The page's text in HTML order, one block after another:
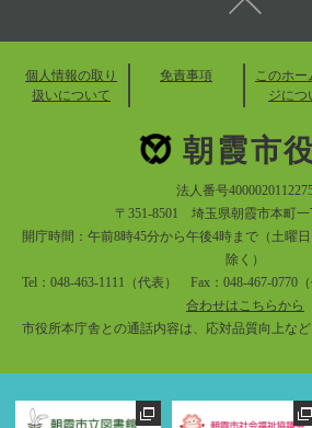
個人情報の取り
扱いについて
免責事項
このホー
ジにつ
朝霞市
法人番号
〒351-8501 埼玉県朝霞市本町一
開庁時間：午前8時45分から午後4時まで（土曜
除く）
Tel：048-463-1111（代表） Fax：048-467-0770
合わせはこちらから
市役所本庁舎との通話内容は、応対品質向上など